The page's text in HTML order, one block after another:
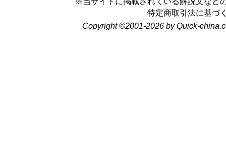
特定商取引法に基づ
Copyright ©2001-2026 by Quick-